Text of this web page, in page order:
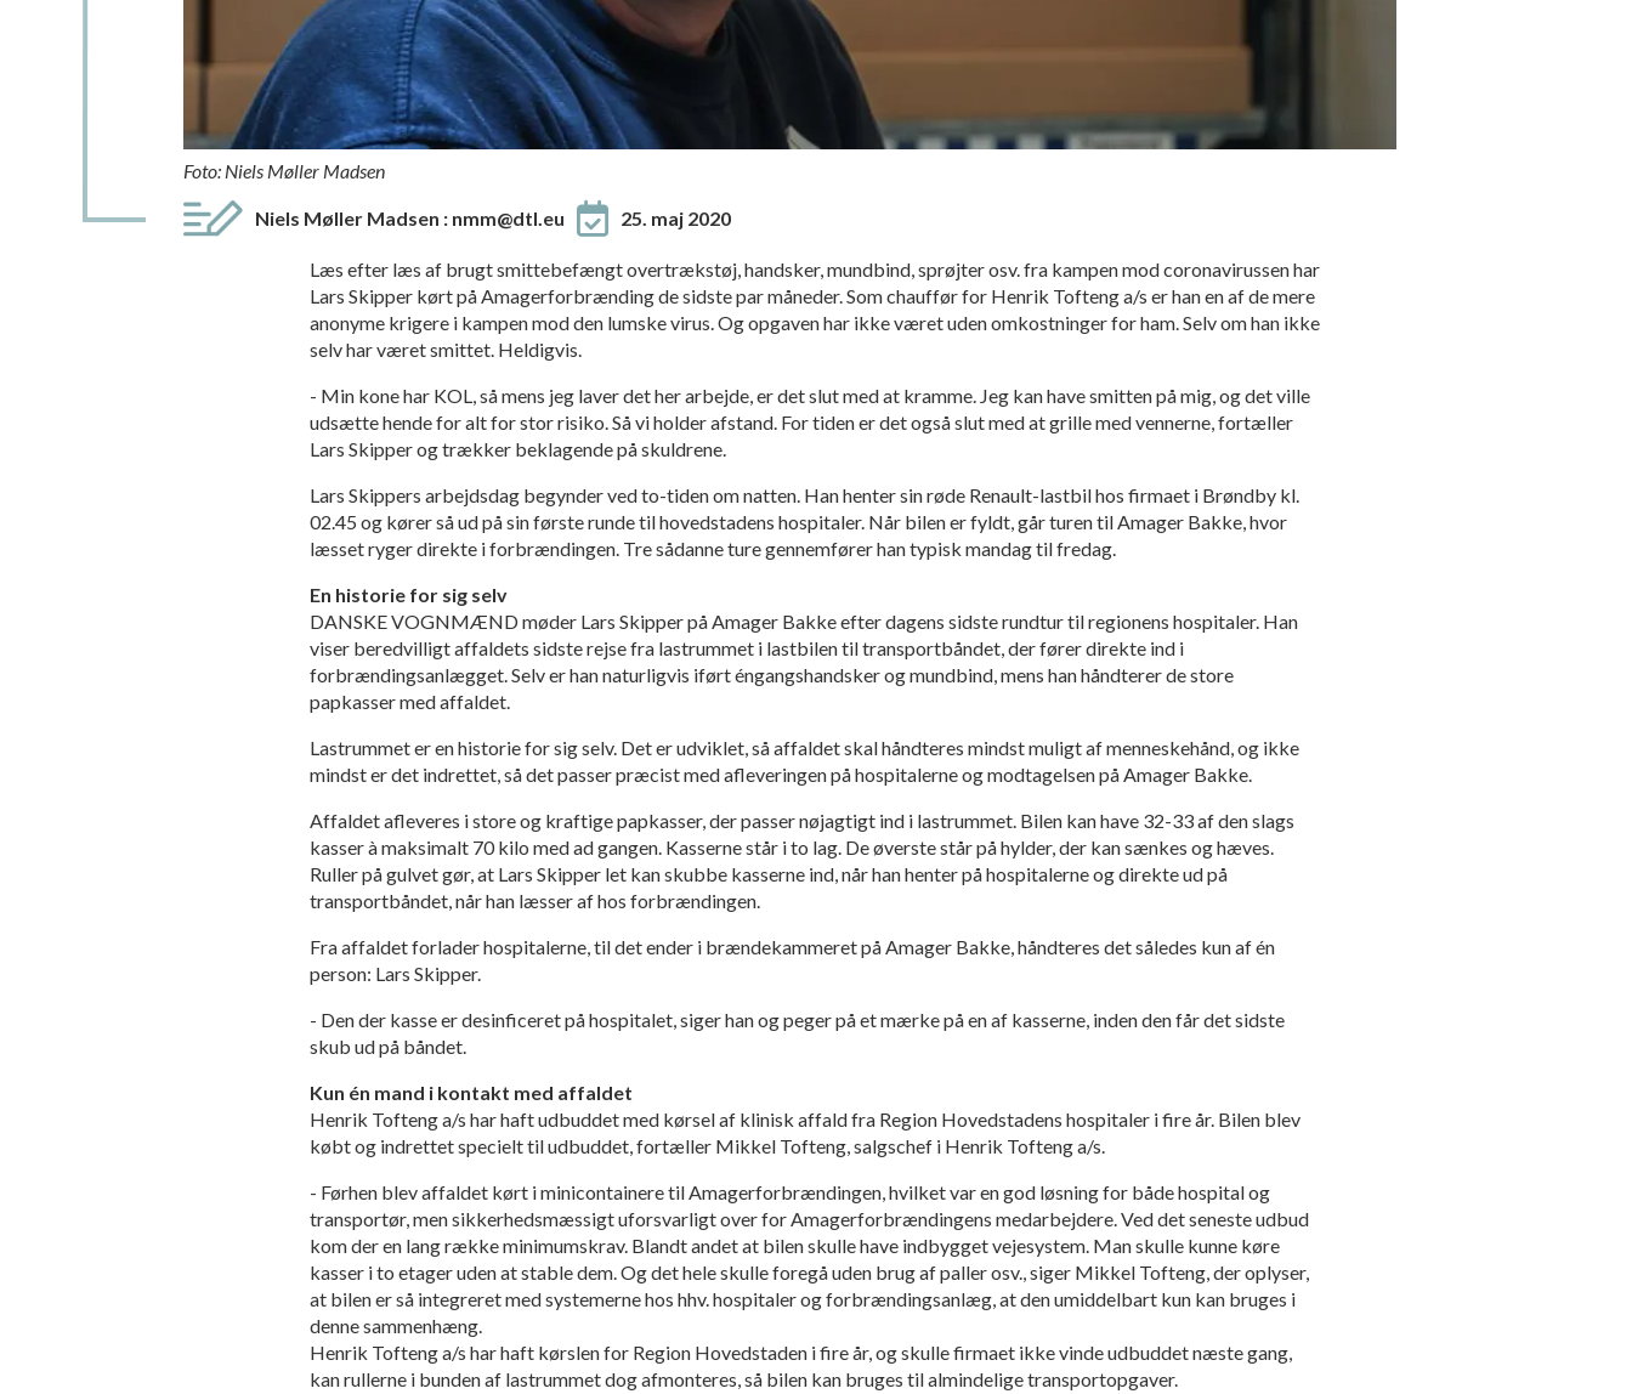
Foto: Niels Møller Madsen
Niels Møller Madsen : nmm@dtl.eu 25. maj 2020
Læs efter læs af brugt smittebefængt overtrækstøj, handsker, mundbind, sprøjter osv. fra kampen mod coronavirussen har
Lars Skipper kørt på Amagerforbrænding de sidste par måneder. Som chauffør for Henrik Tofteng a/s er han en af de mere
anonyme krigere i kampen mod den lumske virus. Og opgaven har ikke været uden omkostninger for ham. Selv om han ikke
selv har været smittet. Heldigvis.
- Min kone har KOL, så mens jeg laver det her arbejde, er det slut med at kramme. Jeg kan have smitten på mig, og det ville
udsætte hende for alt for stor risiko. Så vi holder afstand. For tiden er det også slut med at grille med vennerne, fortæller
Lars Skipper og trækker beklagende på skuldrene.
Lars Skippers arbejdsdag begynder ved to-tiden om natten. Han henter sin røde Renault-lastbil hos firmaet i Brøndby kl.
02.45 og kører så ud på sin første runde til hovedstadens hospitaler. Når bilen er fyldt, går turen til Amager Bakke, hvor
læsset ryger direkte i forbrændingen. Tre sådanne ture gennemfører han typisk mandag til fredag.
En historie for sig selv
DANSKE VOGNMÆND møder Lars Skipper på Amager Bakke efter dagens sidste rundtur til regionens hospitaler. Han
viser beredvilligt affaldets sidste rejse fra lastrummet i lastbilen til transportbåndet, der fører direkte ind i
forbrændingsanlægget. Selv er han naturligvis iført éngangshandsker og mundbind, mens han håndterer de store
papkasser med affaldet.
Lastrummet er en historie for sig selv. Det er udviklet, så affaldet skal håndteres mindst muligt af menneskehånd, og ikke
mindst er det indrettet, så det passer præcist med afleveringen på hospitalerne og modtagelsen på Amager Bakke.
Affaldet afleveres i store og kraftige papkasser, der passer nøjagtigt ind i lastrummet. Bilen kan have 32-33 af den slags
kasser à maksimalt 70 kilo med ad gangen. Kasserne står i to lag. De øverste står på hylder, der kan sænkes og hæves.
Ruller på gulvet gør, at Lars Skipper let kan skubbe kasserne ind, når han henter på hospitalerne og direkte ud på
transportbåndet, når han læsser af hos forbrændingen.
Fra affaldet forlader hospitalerne, til det ender i brændekammeret på Amager Bakke, håndteres det således kun af én
person: Lars Skipper.
- Den der kasse er desinficeret på hospitalet, siger han og peger på et mærke på en af kasserne, inden den får det sidste
skub ud på båndet.
Kun én mand i kontakt med affaldet
Henrik Tofteng a/s har haft udbuddet med kørsel af klinisk affald fra Region Hovedstadens hospitaler i fire år. Bilen blev
købt og indrettet specielt til udbuddet, fortæller Mikkel Tofteng, salgschef i Henrik Tofteng a/s.
- Førhen blev affaldet kørt i minicontainere til Amagerforbrændingen, hvilket var en god løsning for både hospital og
transportør, men sikkerhedsmæssigt uforsvarligt over for Amagerforbrændingens medarbejdere. Ved det seneste udbud
kom der en lang række minimumskrav. Blandt andet at bilen skulle have indbygget vejesystem. Man skulle kunne køre
kasser i to etager uden at stable dem. Og det hele skulle foregå uden brug af paller osv., siger Mikkel Tofteng, der oplyser,
at bilen er så integreret med systemerne hos hhv. hospitaler og forbrændingsanlæg, at den umiddelbart kun kan bruges i
denne sammenhæng.
Henrik Tofteng a/s har haft kørslen for Region Hovedstaden i fire år, og skulle firmaet ikke vinde udbuddet næste gang,
kan rullerne i bunden af lastrummet dog afmonteres, så bilen kan bruges til almindelige transportopgaver.